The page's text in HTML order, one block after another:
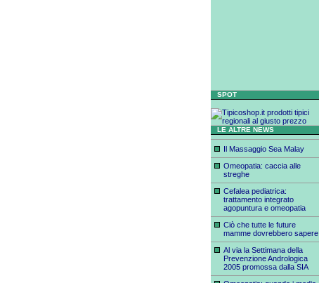
SPOT
LE ALTRE NEWS
Il Massaggio Sea Malay
Omeopatia: caccia alle
streghe
Cefalea pediatrica:
trattamento integrato
agopuntura e omeopatia
Ciò che tutte le future
mamme dovrebbero sapere
Al via la Settimana della
Prevenzione Andrologica
2005 promossa dalla SIA